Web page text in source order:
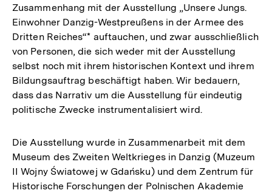
Zusammenhang mit der Ausstellung „Unsere Jungs.
Einwohner Danzig-Westpreußens in der Armee des
Dritten Reiches“* auftauchen, und zwar ausschließlich
von Personen, die sich weder mit der Ausstellung
selbst noch mit ihrem historischen Kontext und ihrem
Bildungsauftrag beschäftigt haben. Wir bedauern,
dass das Narrativ um die Ausstellung für eindeutig
politische Zwecke instrumentalisiert wird.
Die Ausstellung wurde in Zusammenarbeit mit dem
Museum des Zweiten Weltkrieges in Danzig (Muzeum
II Wojny Światowej w Gdańsku) und dem Zentrum für
Historische Forschungen der Polnischen Akademie